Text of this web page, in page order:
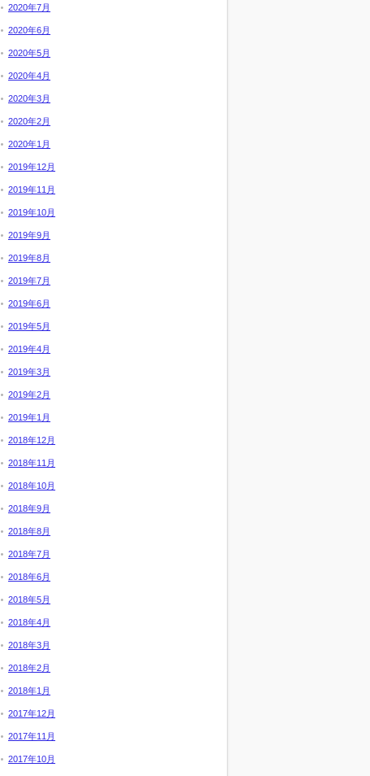
2020年7月
2020年6月
2020年5月
2020年4月
2020年3月
2020年2月
2020年1月
2019年12月
2019年11月
2019年10月
2019年9月
2019年8月
2019年7月
2019年6月
2019年5月
2019年4月
2019年3月
2019年2月
2019年1月
2018年12月
2018年11月
2018年10月
2018年9月
2018年8月
2018年7月
2018年6月
2018年5月
2018年4月
2018年3月
2018年2月
2018年1月
2017年12月
2017年11月
2017年10月